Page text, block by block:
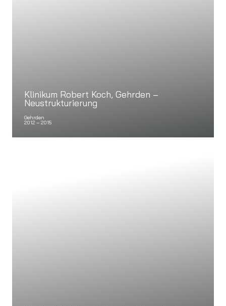
Klinikum Robert Koch, Gehrden –
Neustrukturierung
Gehrden
2012 – 2015